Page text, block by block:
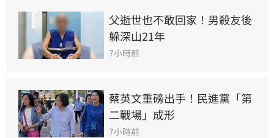
父逝世也不敢回家！男殺友後
躲深山21年
7小時前
蔡英文重磅出手！民進黨「第
二戰場」成形
7小時前